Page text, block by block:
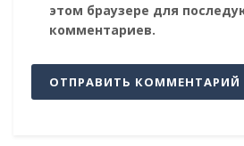
этом браузере для
комментариев.